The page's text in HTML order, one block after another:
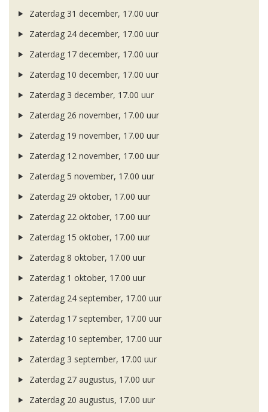
Zaterdag 31 december, 17.00 uur
Zaterdag 24 december, 17.00 uur
Zaterdag 17 december, 17.00 uur
Zaterdag 10 december, 17.00 uur
Zaterdag 3 december, 17.00 uur
Zaterdag 26 november, 17.00 uur
Zaterdag 19 november, 17.00 uur
Zaterdag 12 november, 17.00 uur
Zaterdag 5 november, 17.00 uur
Zaterdag 29 oktober, 17.00 uur
Zaterdag 22 oktober, 17.00 uur
Zaterdag 15 oktober, 17.00 uur
Zaterdag 8 oktober, 17.00 uur
Zaterdag 1 oktober, 17.00 uur
Zaterdag 24 september, 17.00 uur
Zaterdag 17 september, 17.00 uur
Zaterdag 10 september, 17.00 uur
Zaterdag 3 september, 17.00 uur
Zaterdag 27 augustus, 17.00 uur
Zaterdag 20 augustus, 17.00 uur